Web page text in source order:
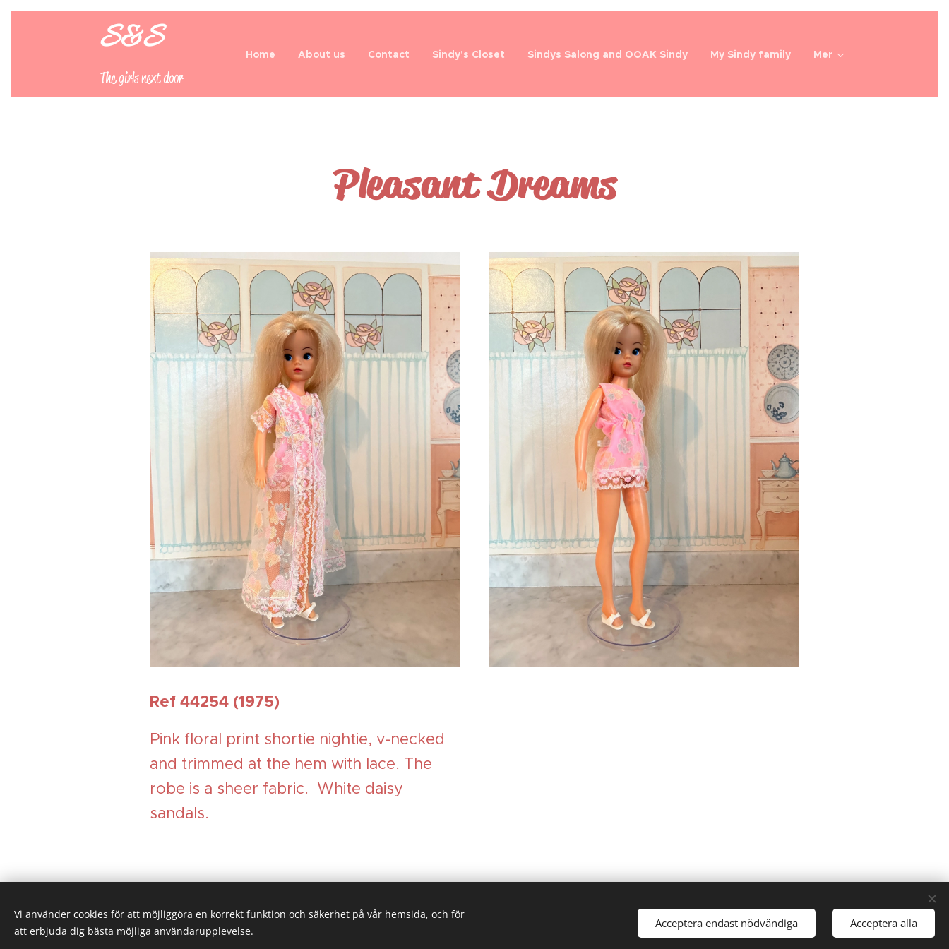
S&S
The girls next door
Home About us Contact Sindy's Closet Sindys Salong and OOAK Sindy My Sindy family Mer
Pleasant Dreams
Ref 44254 (1975)
Pink floral print shortie nightie, v-necked
and trimmed at the hem with lace. The
robe is a sheer fabric. White daisy
sandals.
Vi använder cookies för att möjliggöra en korrekt funktion och säkerhet på vår hemsida, och för
att erbjuda dig bästa möjliga användarupplevelse.
Acceptera endast nödvändiga Acceptera alla